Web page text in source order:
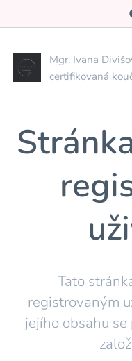
Mgr. Ivana
certifikovaná
Tato
registrovaným
jejího obsahu